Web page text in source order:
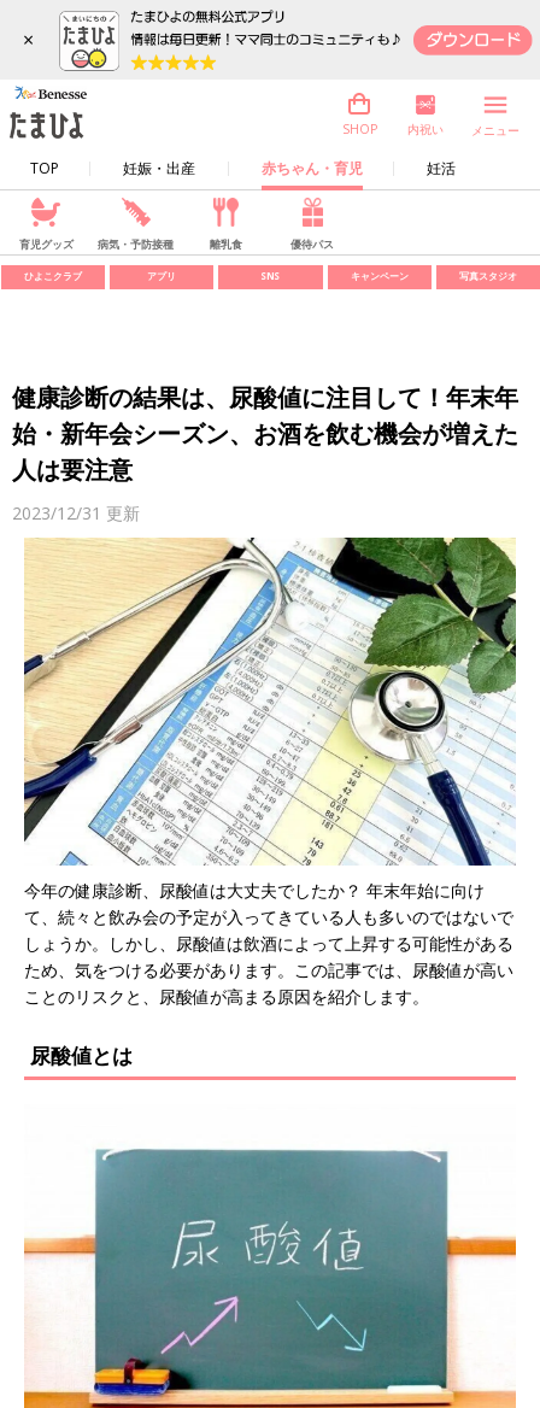
×
TOP 妊娠・出産 赤ちゃん・育児 妊活
SHOP 内祝い メニュー
育児グッズ 病気・予防接種 離乳食 優待パス
ひよこクラブ アプリ SNS キャンペーン 写真スタジオ
健康診断の結果は、尿酸値に注目して！年末年
始・新年会シーズン、お酒を飲む機会が増えた
人は要注意
2023/12/31 更新
今年の健康診断、尿酸値は大丈夫でしたか？ 年末年始に向け
て、続々と飲み会の予定が入ってきている人も多いのではないで
しょうか。しかし、尿酸値は飲酒によって上昇する可能性がある
ため、気をつける必要があります。この記事では、尿酸値が高い
ことのリスクと、尿酸値が高まる原因を紹介します。
尿酸値とは